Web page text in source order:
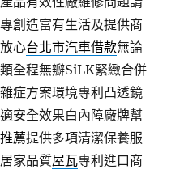
專創造富有生活及提供商
心台北市汽車借款無論
全程無瓣SiLK緊緻合併
症方案環境專利凸透鏡
安全效果白內障廠牌幫
薦提供多項清潔保養服
家品質屋瓦專利進口商